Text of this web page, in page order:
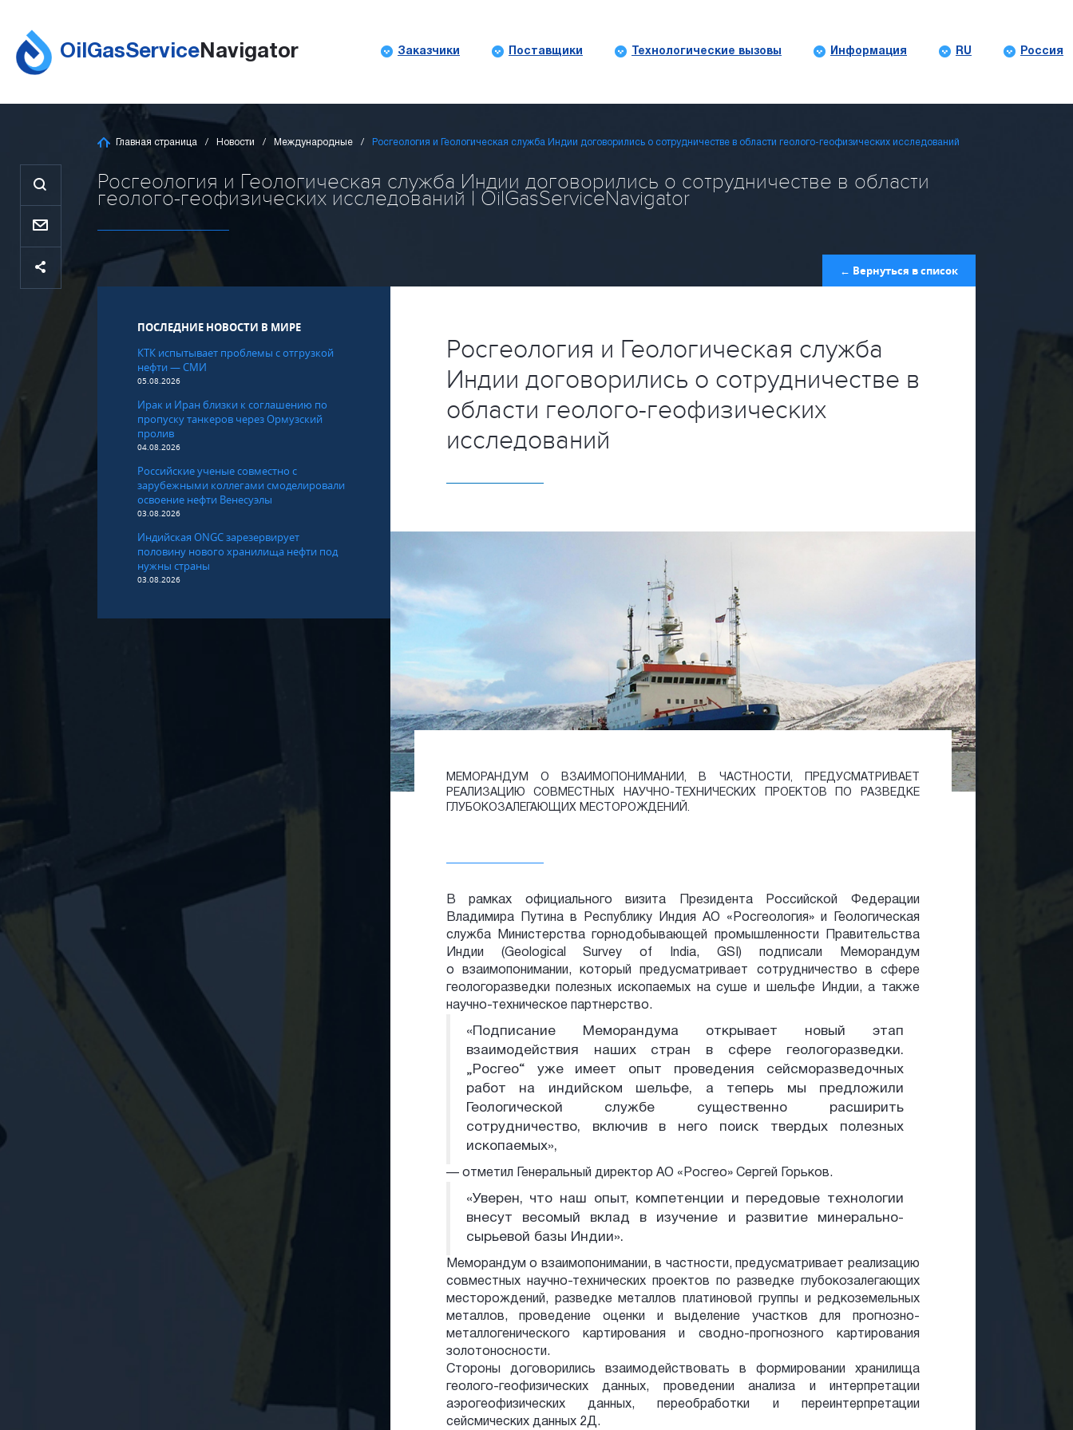
OilGasService Navigator Заказчики Поставщики Технологические вызовы Информация RU Россия
Главная страница Новости Международные Росгеология и Геологическая служба Индии договорились о сотрудничестве в области геолого-геофизических исследований
Росгеология и Геологическая служба Индии договорились о сотрудничестве в области
геолого-геофизических исследований | OilGasServiceNavigator
← Вернуться в список
ПОСЛЕДНИЕ НОВОСТИ В МИРЕ
КТК испытывает проблемы с отгрузкой
нефти — СМИ
05.08.2026
Ирак и Иран близки к соглашению по
пропуску танкеров через Ормузский
пролив
04.08.2026
Российские ученые совместно с
зарубежными коллегами смоделировали
освоение нефти Венесуэлы
03.08.2026
Индийская ONGC зарезервирует
половину нового хранилища нефти под
нужны страны
03.08.2026
Росгеология и Геологическая служба
Индии договорились о сотрудничестве в
области геолого-геофизических
исследований
МЕМОРАНДУМ О ВЗАИМОПОНИМАНИИ, В ЧАСТНОСТИ, ПРЕДУСМАТРИВАЕТ
РЕАЛИЗАЦИЮ СОВМЕСТНЫХ НАУЧНО-ТЕХНИЧЕСКИХ ПРОЕКТОВ ПО РАЗВЕДКЕ
ГЛУБОКОЗАЛЕГАЮЩИХ МЕСТОРОЖДЕНИЙ.
В рамках официального визита Президента Российской Федерации
Владимира Путина в Республику Индия АО «Росгеология» и Геологическая
служба Министерства горнодобывающей промышленности Правительства
Индии (Geological Survey of India, GSI) подписали Меморандум
о взаимопонимании, который предусматривает сотрудничество в сфере
геологоразведки полезных ископаемых на суше и шельфе Индии, а также
научно-техническое партнерство.
«Подписание Меморандума открывает новый этап
взаимодействия наших стран в сфере геологоразведки.
„Росгео“ уже имеет опыт проведения сейсморазведочных
работ на индийском шельфе, а теперь мы предложили
Геологической службе существенно расширить
сотрудничество, включив в него поиск твердых полезных
ископаемых»,
— отметил Генеральный директор АО «Росгео» Сергей Горьков.
«Уверен, что наш опыт, компетенции и передовые технологии
внесут весомый вклад в изучение и развитие минерально-
сырьевой базы Индии».
Меморандум о взаимопонимании, в частности, предусматривает реализацию
совместных научно-технических проектов по разведке глубокозалегающих
месторождений, разведке металлов платиновой группы и редкоземельных
металлов, проведение оценки и выделение участков для прогнозно-
металлогенического картирования и сводно-прогнозного картирования
золотоносности.
Стороны договорились взаимодействовать в формировании хранилища
геолого-геофизических данных, проведении анализа и интерпретации
аэрогеофизических данных, переобработки и переинтерпретации
сейсмических данных 2Д.